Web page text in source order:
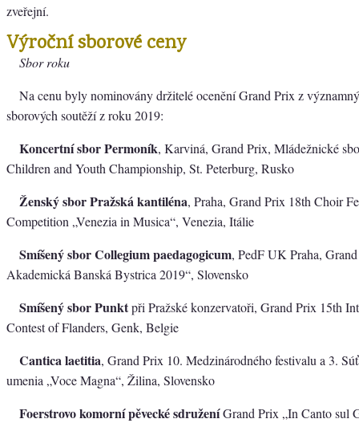
zveřejní.
Výroční sborové ceny
Sbor roku
Na cenu byly nominovány držitelé ocenění Grand Prix z
sborových soutěží z roku 2019:
Koncertní sbor Permoník, Karviná, Grand Prix, Mládežnické
Children and Youth Championship, St. Peterburg, Rusko
Ženský sbor Pražská kantiléna, Praha, Grand Prix 18th Choir
Competition „Venezia in Musica“, Venezia, Itálie
Smíšený sbor Collegium paedagogicum, PedF UK Praha,
Akademická Banská Bystrica 2019“, Slovensko
Smíšený sbor Punktpři Pražské konzervatoři, Grand Prix 15th
Contest of Flanders, Genk, Belgie
Cantica laetitia, Grand Prix 10. Medzinárodného festivalu a 3.
umenia „Voce Magna“, Žilina, Slovensko
Foerstrovo komorní pěvecké sdruženíGrand Prix „In Canto sul